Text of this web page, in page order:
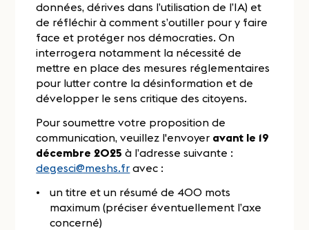
données, dérives dans l’utilisation de l’IA) et
de réfléchir à comment s’outiller pour y faire
face et protéger nos démocraties. On
interrogera notamment la nécessité de
mettre en place des mesures réglementaires
pour lutter contre la désinformation et de
développer le sens critique des citoyens.
Pour soumettre votre proposition de
communication, veuillez l'envoyer avant le 19
décembre 2025 à l’adresse suivante :
degesci@meshs.fr avec :
un titre et un résumé de 400 mots
maximum (préciser éventuellement l’axe
concerné)